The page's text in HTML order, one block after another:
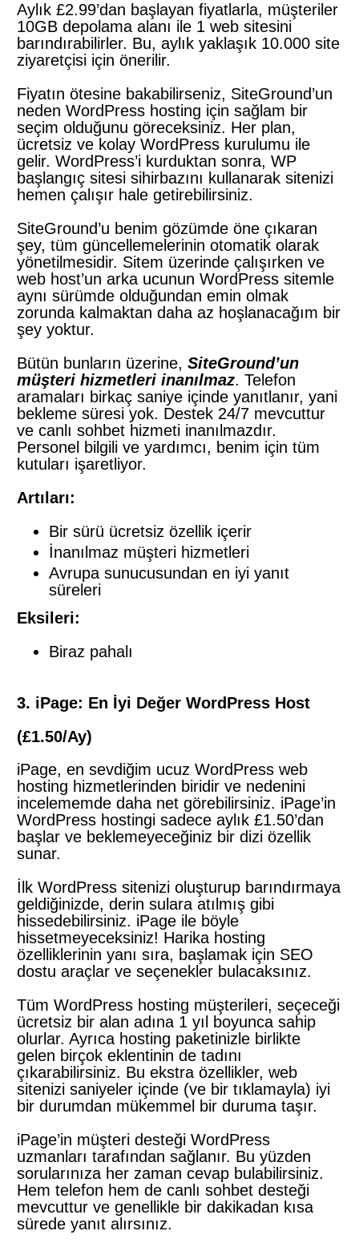
Aylık £2.99’dan başlayan fiyatlarla, müşteriler
10GB depolama alanı ile 1 web sitesini
barındırabilirler. Bu, aylık yaklaşık 10.000 site
ziyaretçisi için önerilir.
Fiyatın ötesine bakabilirseniz, SiteGround’un
neden WordPress hosting için sağlam bir
seçim olduğunu göreceksiniz. Her plan,
ücretsiz ve kolay WordPress kurulumu ile
gelir. WordPress’i kurduktan sonra, WP
başlangıç sitesi sihirbazını kullanarak sitenizi
hemen çalışır hale getirebilirsiniz.
SiteGround’u benim gözümde öne çıkaran
şey, tüm güncellemelerinin otomatik olarak
yönetilmesidir. Sitem üzerinde çalışırken ve
web host’un arka ucunun WordPress sitemle
aynı sürümde olduğundan emin olmak
zorunda kalmaktan daha az hoşlanacağım bir
şey yoktur.
Bütün bunların üzerine, SiteGround’un
müşteri hizmetleri inanılmaz. Telefon
aramaları birkaç saniye içinde yanıtlanır, yani
bekleme süresi yok. Destek 24/7 mevcuttur
ve canlı sohbet hizmeti inanılmazdır.
Personel bilgili ve yardımcı, benim için tüm
kutuları işaretliyor.
Artıları:
Bir sürü ücretsiz özellik içerir
İnanılmaz müşteri hizmetleri
Avrupa sunucusundan en iyi yanıt
süreleri
Eksileri:
Biraz pahalı
3. iPage: En İyi Değer WordPress Host
(£1.50/Ay)
iPage, en sevdiğim ucuz WordPress web
hosting hizmetlerinden biridir ve nedenini
incelememde daha net görebilirsiniz. iPage’in
WordPress hostingi sadece aylık £1.50’dan
başlar ve beklemeyeceğiniz bir dizi özellik
sunar.
İlk WordPress sitenizi oluşturup barındırmaya
geldiğinizde, derin sulara atılmış gibi
hissedebilirsiniz. iPage ile böyle
hissetmeyeceksiniz! Harika hosting
özelliklerinin yanı sıra, başlamak için SEO
dostu araçlar ve seçenekler bulacaksınız.
Tüm WordPress hosting müşterileri, seçeceği
ücretsiz bir alan adına 1 yıl boyunca sahip
olurlar. Ayrıca hosting paketinizle birlikte
gelen birçok eklentinin de tadını
çıkarabilirsiniz. Bu ekstra özellikler, web
sitenizi saniyeler içinde (ve bir tıklamayla) iyi
bir durumdan mükemmel bir duruma taşır.
iPage’in müşteri desteği WordPress
uzmanları tarafından sağlanır. Bu yüzden
sorularınıza her zaman cevap bulabilirsiniz.
Hem telefon hem de canlı sohbet desteği
mevcuttur ve genellikle bir dakikadan kısa
sürede yanıt alırsınız.